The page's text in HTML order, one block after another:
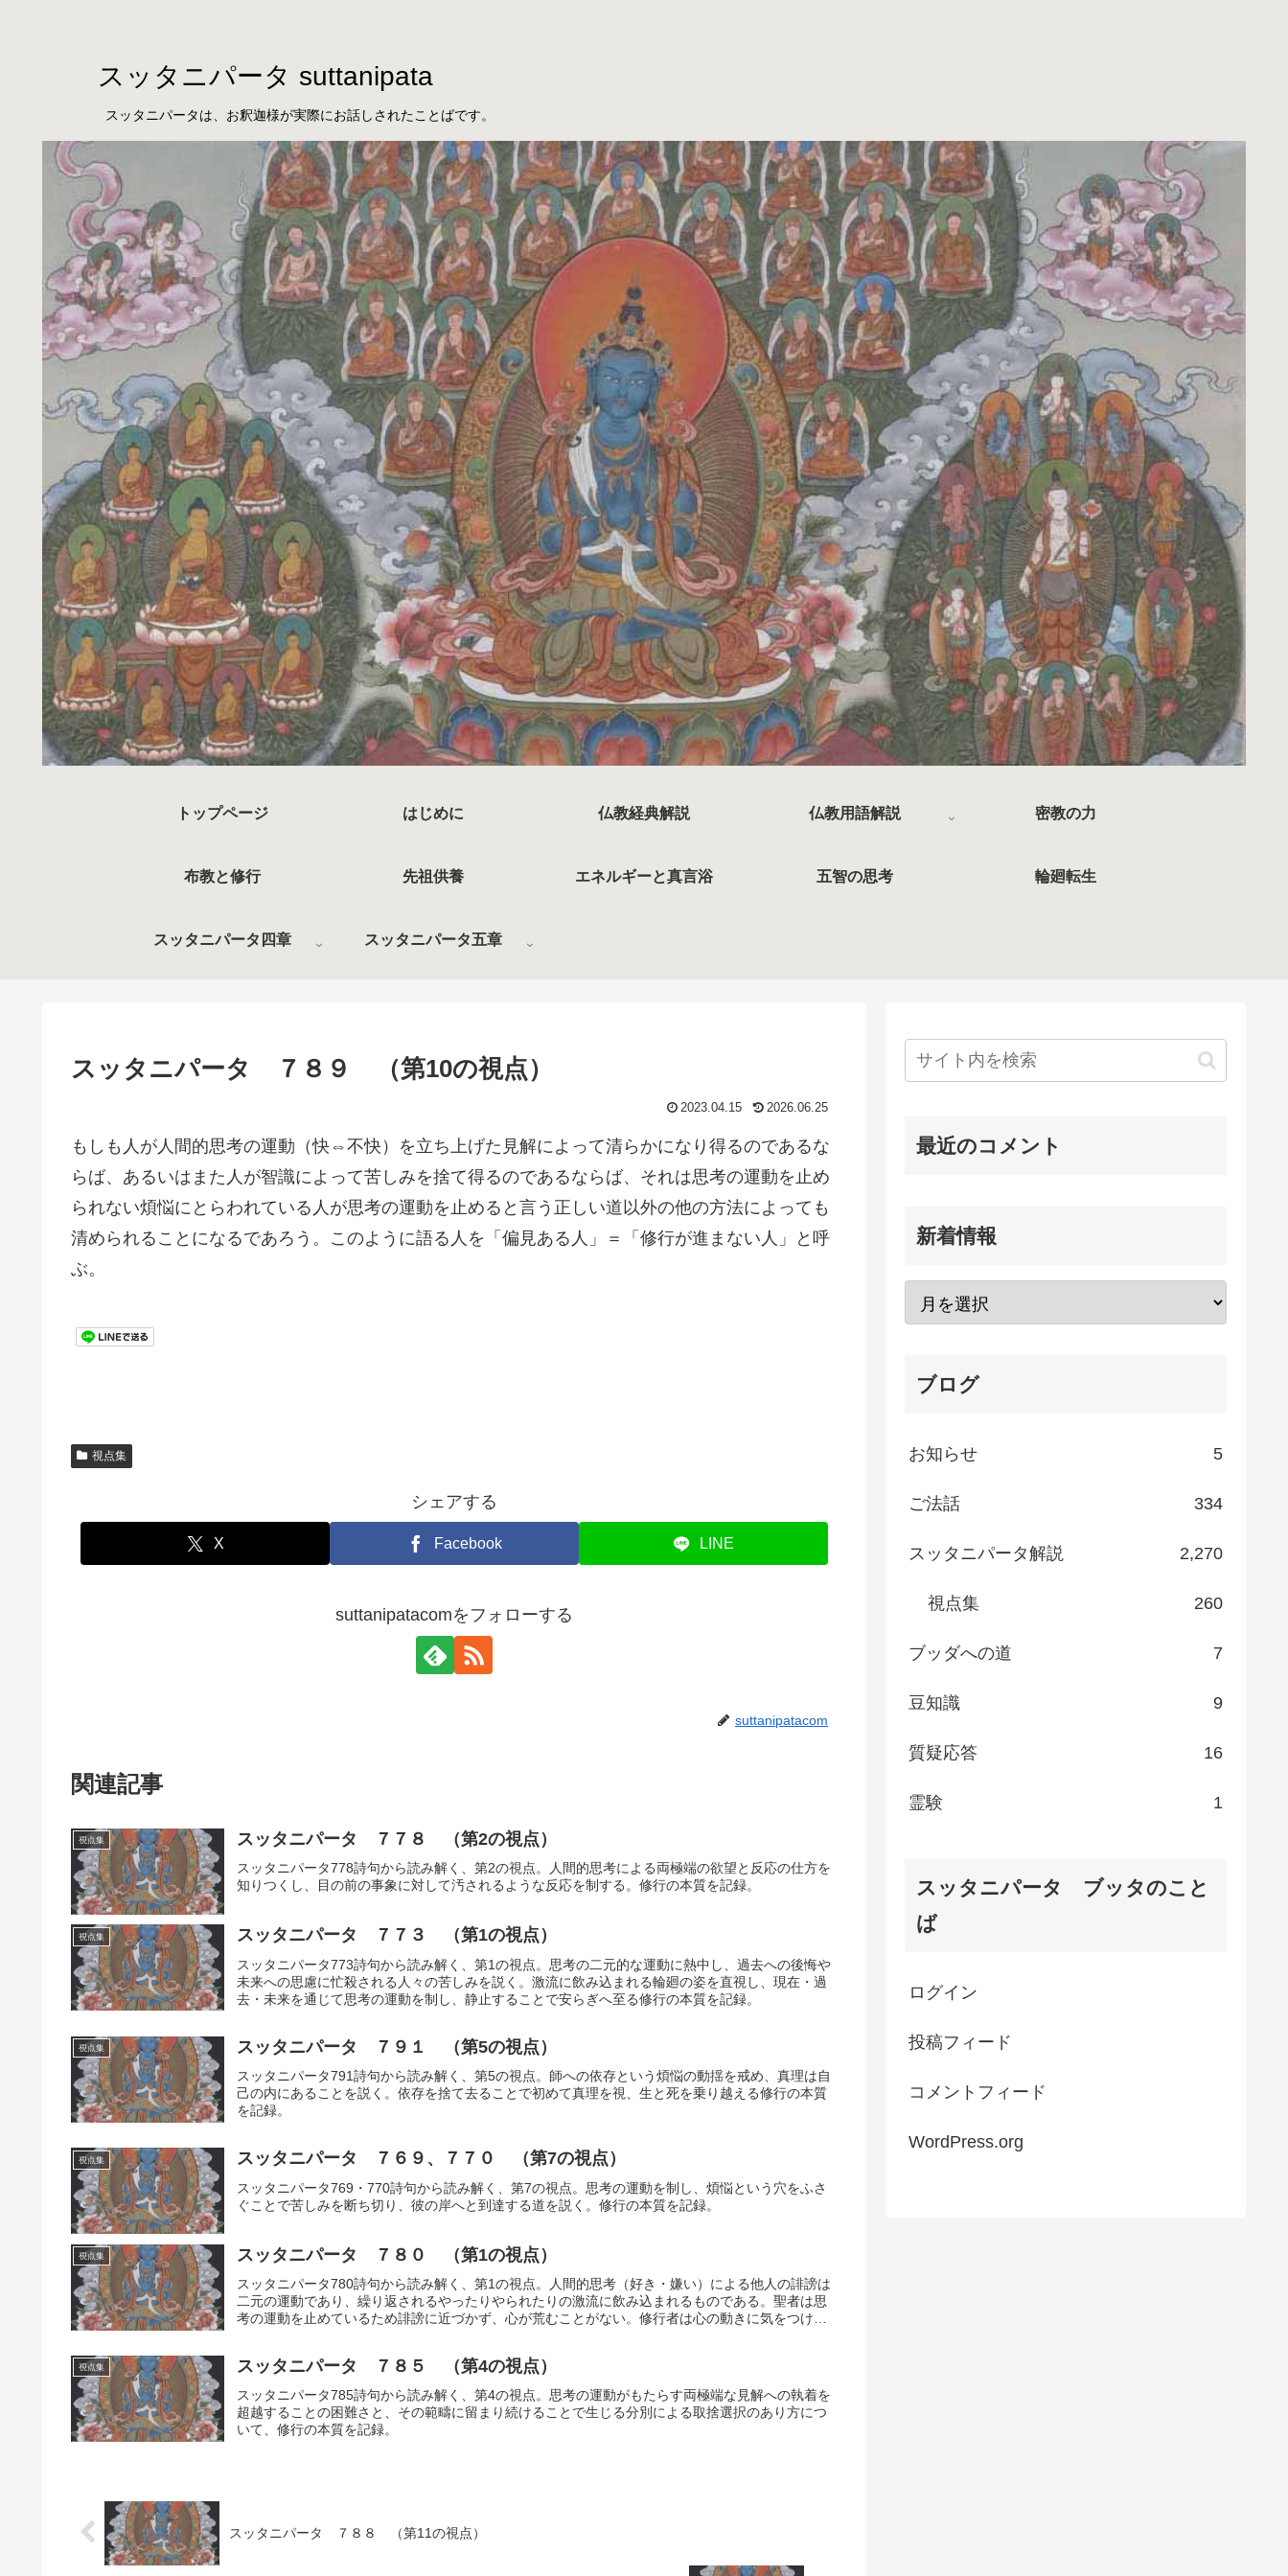
スッタニパータは、お釈迦様が実際にお話しされたことばです。
スッタニパータ suttanipata
トップページ はじめに 仏教経典解説 仏教用語解説 密教の力
布教と修行 先祖供養 エネルギーと真言浴 五智の思考 輪廻転生
スッタニパータ四章 スッタニパータ五章
スッタニパータ ７８９ （第10の視点）
2023.04.15 2026.06.25
もしも人が人間的思考の運動（快⇔不快）を立ち上げた見解によって清らかになり得るのであるな
らば、あるいはまた人が智識によって苦しみを捨て得るのであるならば、それは思考の運動を止め
られない煩悩にとらわれている人が思考の運動を止めると言う正しい道以外の他の方法によっても
清められることになるであろう。このように語る人を「偏見ある人」＝「修行が進まない人」と呼
ぶ。
視点集
シェアする
X Facebook LINE
suttanipatacomをフォローする
suttanipatacom
関連記事
視点集 スッタニパータ ７７８ （第2の視点）
スッタニパータ778詩句から読み解く、第2の視点。人間的思考による両極端の欲望と反応の仕方を
知りつくし、目の前の事象に対して汚されるような反応を制する。修行の本質を記録。
視点集 スッタニパータ ７７３ （第1の視点）
スッタニパータ773詩句から読み解く、第1の視点。思考の二元的な運動に熱中し、過去への後悔や
未来への思慮に忙殺される人々の苦しみを説く。激流に飲み込まれる輪廻の姿を直視し、現在・過
去・未来を通じて思考の運動を制し、静止することで安らぎへ至る修行の本質を記録。
視点集 スッタニパータ ７９１ （第5の視点）
スッタニパータ791詩句から読み解く、第5の視点。師への依存という煩悩の動揺を戒め、真理は自
己の内にあることを説く。依存を捨て去ることで初めて真理を視、生と死を乗り越える修行の本質
を記録。
視点集 スッタニパータ ７６９、７７０ （第7の視点）
スッタニパータ769・770詩句から読み解く、第7の視点。思考の運動を制し、煩悩という穴をふさ
ぐことで苦しみを断ち切り、彼の岸へと到達する道を説く。修行の本質を記録。
視点集 スッタニパータ ７８０ （第1の視点）
スッタニパータ780詩句から読み解く、第1の視点。人間的思考（好き・嫌い）による他人の誹謗は
二元の運動であり、繰り返されるやったりやられたりの激流に飲み込まれるものである。聖者は思
考の運動を止めているため誹謗に近づかず、心が荒むことがない。修行者は心の動きに気をつけて
視点集 スッタニパータ ７８５ （第4の視点）
スッタニパータ785詩句から読み解く、第4の視点。思考の運動がもたらす両極端な見解への執着を
超越することの困難さと、その範疇に留まり続けることで生じる分別による取捨選択のあり方につ
いて、修行の本質を記録。
スッタニパータ ７８８ （第11の視点）
最近のコメント
新着情報
ブログ
お知らせ 5
ご法話 334
スッタニパータ解説 2,270
視点集 260
ブッダへの道 7
豆知識 9
質疑応答 16
霊験 1
スッタニパータ ブッタのこと
ば
ログイン
投稿フィード
コメントフィード
WordPress.org